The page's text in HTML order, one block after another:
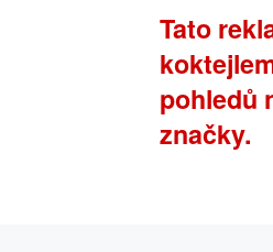
Tato
pohledů
značky.